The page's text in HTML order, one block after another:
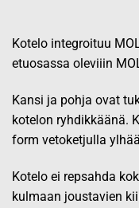
Kotelo integroituu
etuosassa oleviiin
Kansi ja pohja ovat
kotelon ryhdikkäänä.
form vetoketjulla
Kotelo ei repsahda
kulmaan joustavien